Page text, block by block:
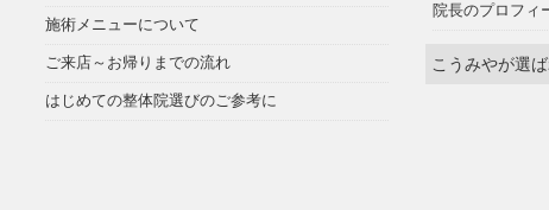
施術メニューについて
ご来店～お帰りまでの流れ
はじめての整体院選びのご参考に
院長のプロフィ
こうみやが選